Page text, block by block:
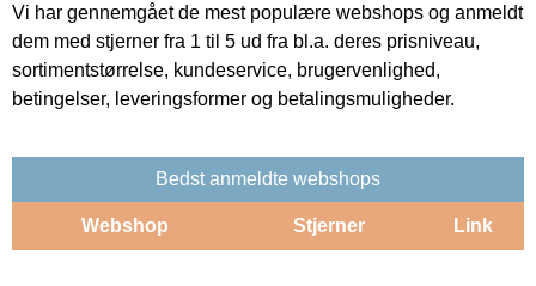
Vi har gennemgået de mest populære webshops og anmeldt
dem med stjerner fra 1 til 5 ud fra bl.a. deres prisniveau,
sortimentstørrelse, kundeservice, brugervenlighed,
betingelser, leveringsformer og betalingsmuligheder.
Bedst anmeldte webshops
Webshop Stjerner Link